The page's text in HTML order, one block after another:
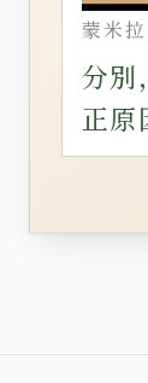
蒙米
分別
正原